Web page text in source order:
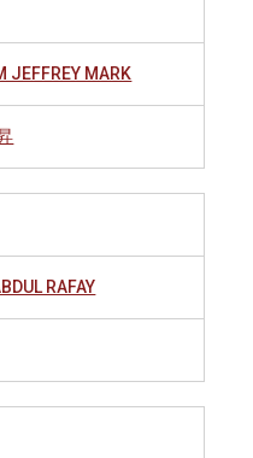
JEFFREY MARK
RAFAY